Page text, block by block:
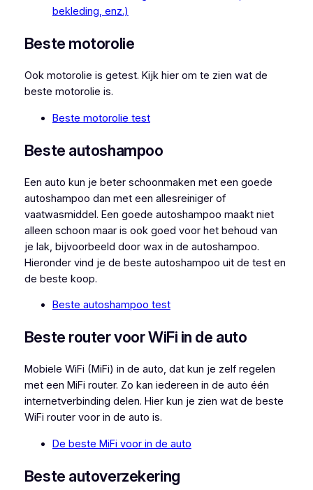
bekleding, enz.)
Beste motorolie
Ook motorolie is getest. Kijk hier om te zien wat de
beste motorolie is.
Beste motorolie test
Beste autoshampoo
Een auto kun je beter schoonmaken met een goede
autoshampoo dan met een allesreiniger of
vaatwasmiddel. Een goede autoshampoo maakt niet
alleen schoon maar is ook goed voor het behoud van
je lak, bijvoorbeeld door wax in de autoshampoo.
Hieronder vind je de beste autoshampoo uit de test en
de beste koop.
Beste autoshampoo test
Beste router voor WiFi in de auto
Mobiele WiFi (MiFi) in de auto, dat kun je zelf regelen
met een MiFi router. Zo kan iedereen in de auto één
internetverbinding delen. Hier kun je zien wat de beste
WiFi router voor in de auto is.
De beste MiFi voor in de auto
Beste autoverzekering